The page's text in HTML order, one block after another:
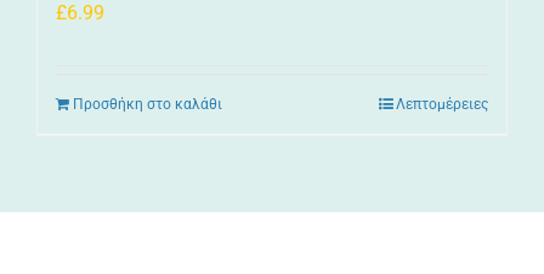
£6.99
Προσθήκη στο καλάθι Λεπτομέρειες